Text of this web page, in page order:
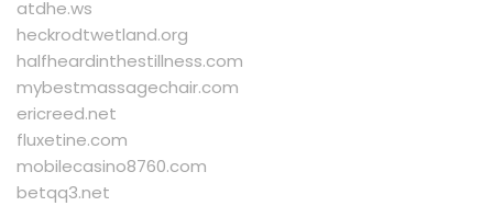
atdhe.ws
heckrodtwetland.org
halfheardinthestillness.com
mybestmassagechair.com
ericreed.net
fluxetine.com
mobilecasino8760.com
betqq3.net